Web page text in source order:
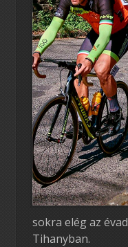
sokra elég az
Tihanyban.